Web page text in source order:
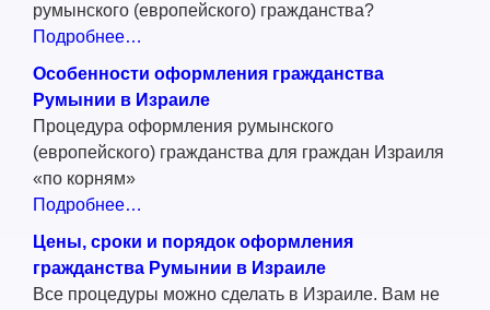
румынского (европейского) гражданства?
Подробнее…
Особенности оформления гражданства
Румынии в Израиле
Процедура оформления румынского
(европейского) гражданства для граждан Израиля
«по корням»
Подробнее…
Цены, сроки и порядок оформления
гражданства Румынии в Израиле
Все процедуры можно сделать в Израиле. Вам не